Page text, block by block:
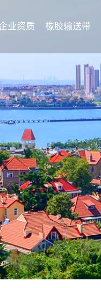
业资质 橡胶输送带